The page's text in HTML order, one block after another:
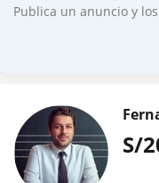
Publica un anuncio y
S/